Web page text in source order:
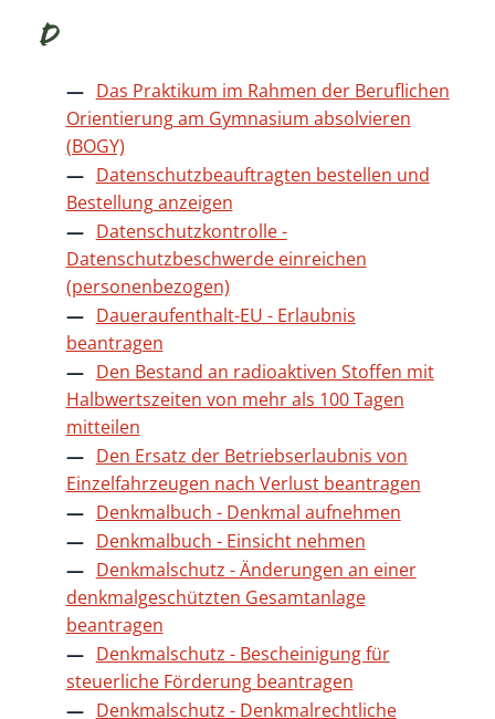
D
Das Praktikum im Rahmen der Beruflichen
Orientierung am Gymnasium absolvieren
(BOGY)
Datenschutzbeauftragten bestellen und
Bestellung anzeigen
Datenschutzkontrolle -
Datenschutzbeschwerde einreichen
(personenbezogen)
Daueraufenthalt-EU - Erlaubnis
beantragen
Den Bestand an radioaktiven Stoffen mit
Halbwertszeiten von mehr als 100 Tagen
mitteilen
Den Ersatz der Betriebserlaubnis von
Einzelfahrzeugen nach Verlust beantragen
Denkmalbuch - Denkmal aufnehmen
Denkmalbuch - Einsicht nehmen
Denkmalschutz - Änderungen an einer
denkmalgeschützten Gesamtanlage
beantragen
Denkmalschutz - Bescheinigung für
steuerliche Förderung beantragen
Denkmalschutz - Denkmalrechtliche